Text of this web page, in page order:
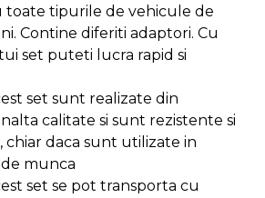
tubulare
Tinichigerie
toate tipurile de vehicule de
Contine diferiti adaptori. Cu
set puteti lucra rapid si
set sunt realizate din
calitate si sunt rezistente si
chiar daca sunt utilizate in
munca
set se pot transporta cu